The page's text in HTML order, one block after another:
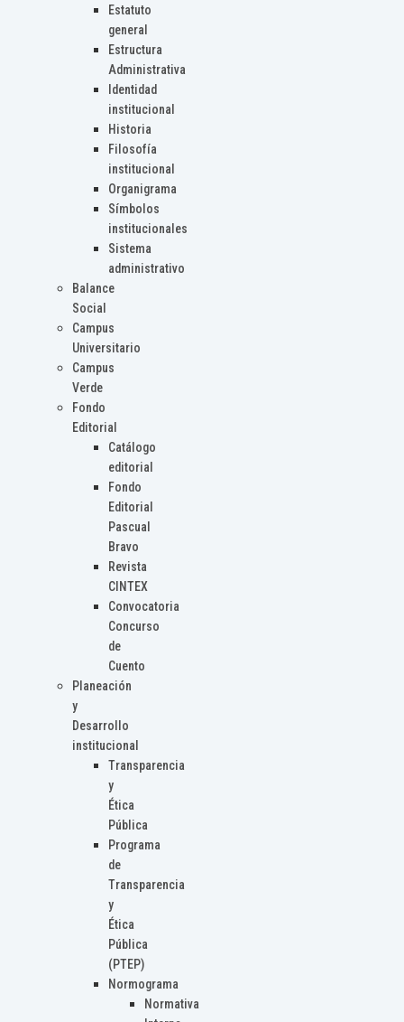
Estatuto
general
Estructura
Administrativa
Identidad
institucional
Historia
Filosofía
institucional
Organigrama
Símbolos
institucionales
Sistema
administrativo
Balance
Social
Campus
Universitario
Campus
Verde
Fondo
Editorial
Catálogo
editorial
Fondo
Editorial
Pascual
Bravo
Revista
CINTEX
Convocatoria
Concurso
de
Cuento
Planeación
y
Desarrollo
institucional
Transparencia
y
Ética
Pública
Programa
de
Transparencia
y
Ética
Pública
(PTEP)
Normograma
Normativa